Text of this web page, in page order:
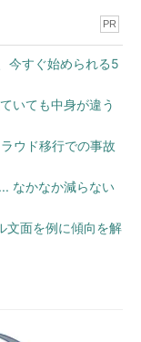
PR
今すぐ始められる5
いても中身が違う
ウド移行での事故
なかなか減らない
文面を例に傾向を解